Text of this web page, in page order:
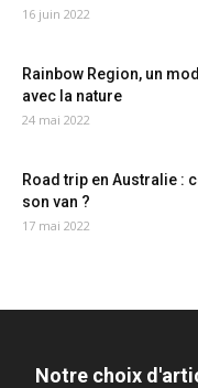
16 juin 2022
Rainbow Region, un
avec la nature
24 mai 2022
Road trip en Australie :
son van ?
17 mai 2022
Notre choix